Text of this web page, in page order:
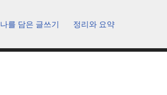
나를 담은 글쓰기 정리와 요약